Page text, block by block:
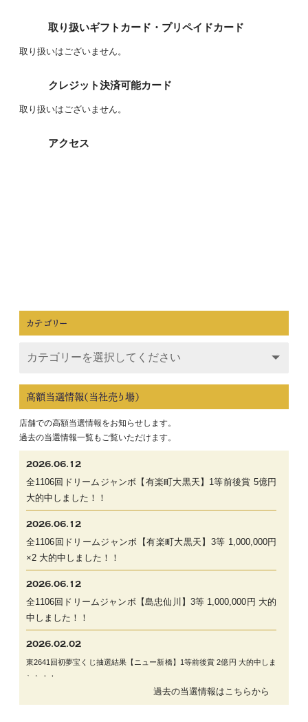
立】3等100万円的中しました！
2018.05.17
全737回バレンタインジャンボ宝くじ抽選結果
2等700万円
見事大的中しました！！！
取り扱いギフトカード・プリペイドカード
取り扱いはございません。
クレジット決済可能カード
取り扱いはございません。
アクセス
カテゴリー
高額当選情報（当社売り場）
店舗での高額当選情報をお知らせします。
過去の当選情報一覧もご覧いただけます。
2026.06.12
全1106回ドリームジャンボ【有楽町大黒天】1等前後賞 5億円
大的中しました！！
2026.06.12
全1106回ドリームジャンボ【有楽町大黒天】3等 1,000,000円
×2 大的中しました！！
2026.06.12
全1106回ドリームジャンボ【島忠仙川】3等 1,000,000円 大的
中しました！！
2026.02.02
東2641回初夢宝くじ抽選結果【ニュー新橋】1等前後賞 2億円 大的中しま
した！！
2026.01.19
過去の当選情報はこちらから